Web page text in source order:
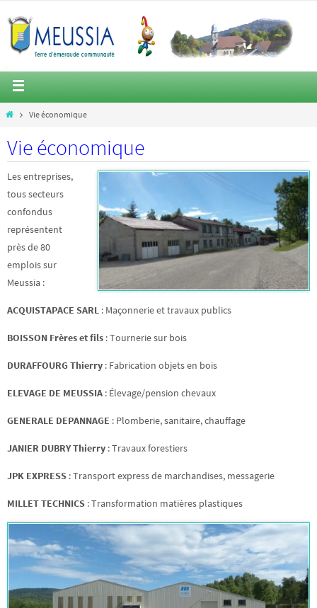
Vie économique
Vie économique
Les entreprises,
tous secteurs
confondus
représentent
près de 80
emplois sur
Meussia :
ACQUISTAPACE SARL : Maçonnerie et travaux publics
BOISSON Frères et fils : Tournerie sur bois
DURAFFOURG Thierry : Fabrication objets en bois
ELEVAGE DE MEUSSIA : Élevage/pension chevaux
GENERALE DEPANNAGE : Plomberie, sanitaire, chauffage
JANIER DUBRY Thierry : Travaux forestiers
JPK EXPRESS :Transport express de marchandises, messagerie
MILLET TECHNICS : Transformation matières plastiques